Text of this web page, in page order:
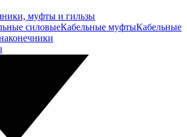
муфты и гильзы
силовыеКабельные муфтыКабельные